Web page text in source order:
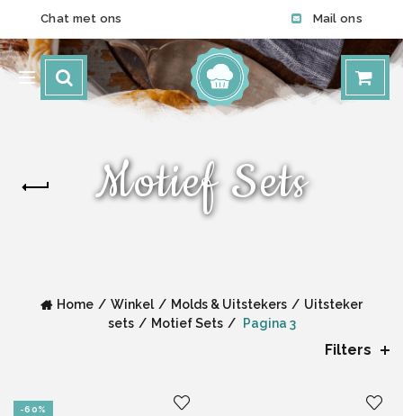
Chat met ons Mail ons
Motief Sets
Home Winkel Molds & Uitstekers
Uitsteker
sets
Motief Sets Pagina 3
Filters
-60%